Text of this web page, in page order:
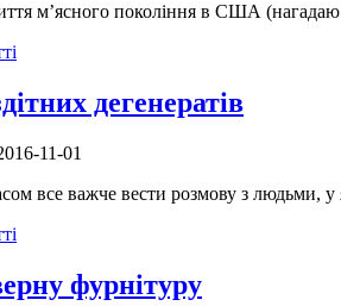
м’ясного покоління в США
дегенератів
11-01
все важче вести розмову з людьми,
фурнітуру